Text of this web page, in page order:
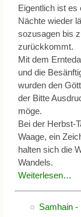
Eigentlich ist es
Nächte wieder
sozusagen bis
zurückkommt.
Mit dem
und die
wurden den
der Bitte
möge.
Bei der Herbst-
Waage, ein
halten sich die
Wandels.
Weiterlesen…
Samhain -